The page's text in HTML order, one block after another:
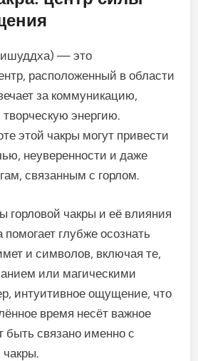
— это
расположенный в области
за коммуникацию,
энергию.
этой чакры могут привести
неуверенности и даже
связанным с горлом.
горловой чакры и её влияния
помогает глубже осознать
и символов, включая те,
или магическими
интуитивное ощущение, что
время несёт важное
связано именно с
чакры.